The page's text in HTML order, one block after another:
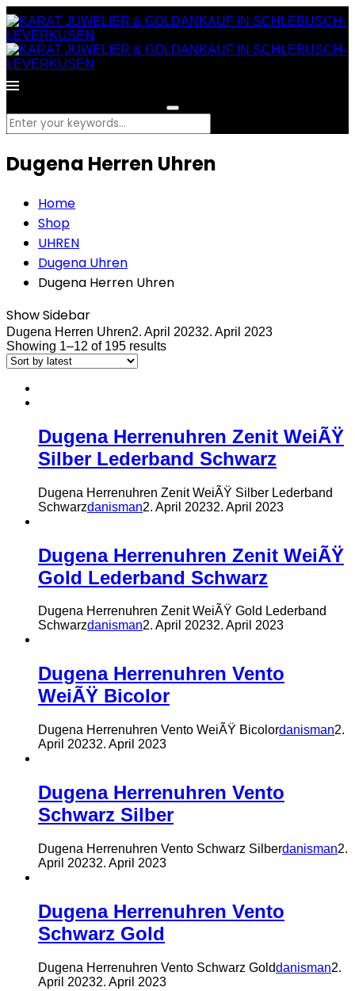
Dugena Herren Uhren
Home
Shop
UHREN
Dugena Uhren
Dugena Herren Uhren
Show Sidebar
Dugena Herren Uhren2. April 20232. April 2023
Showing 1–12 of 195 results
Dugena Herrenuhren Zenit WeiÃŸ
Silber Lederband Schwarz
Dugena Herrenuhren Zenit WeiÃŸ Silber Lederband
Schwarzdanisman2. April 20232. April 2023
Dugena Herrenuhren Zenit WeiÃŸ
Gold Lederband Schwarz
Dugena Herrenuhren Zenit WeiÃŸ Gold Lederband
Schwarzdanisman2. April 20232. April 2023
Dugena Herrenuhren Vento
WeiÃŸ Bicolor
Dugena Herrenuhren Vento WeiÃŸ Bicolordanisman2.
April 20232. April 2023
Dugena Herrenuhren Vento
Schwarz Silber
Dugena Herrenuhren Vento Schwarz Silberdanisman2.
April 20232. April 2023
Dugena Herrenuhren Vento
Schwarz Gold
Dugena Herrenuhren Vento Schwarz Golddanisman2.
April 20232. April 2023